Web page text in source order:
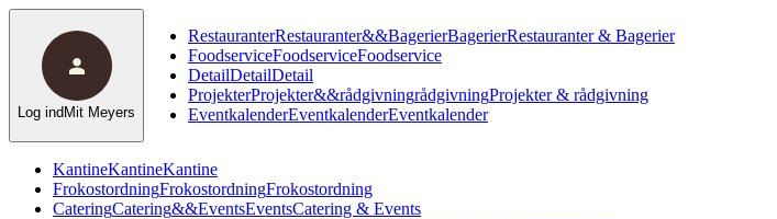
KantineKantineKantine
FrokostordningFrokostordningFrokostordning
CateringCatering&&EventsEventsCatering & Events
RestauranterRestauranter&&BagerierBagerierRestauranter & Bagerier
FoodserviceFoodserviceFoodservice
DetailDetailDetail
ProjekterProjekter&&rådgivningrådgivningProjekter & rådgivning
EventkalenderEventkalenderEventkalender
Log ind Mit Meyers